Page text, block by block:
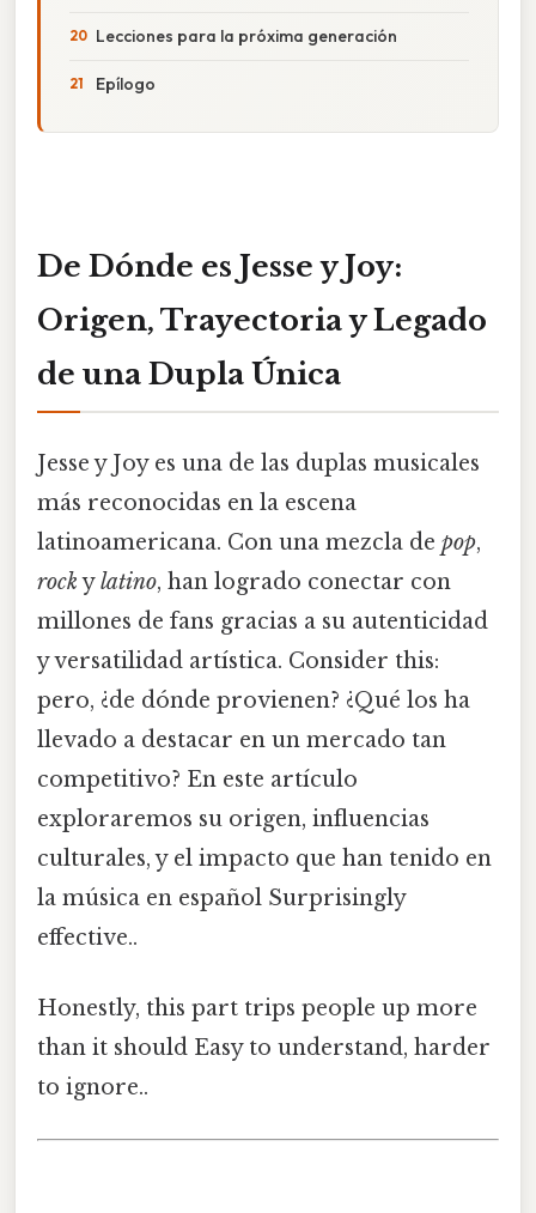
Lecciones para la próxima generación
Epílogo
De Dónde es Jesse y Joy:
Origen, Trayectoria y Legado
de una Dupla Única
Jesse y Joy es una de las duplas musicales
más reconocidas en la escena
latinoamericana. Con una mezcla de pop,
rockylatino, han logrado conectar con
millones de fans gracias a su autenticidad
y versatilidad artística. Consider this:
pero, ¿de dónde provienen? ¿Qué los ha
llevado a destacar en un mercado tan
competitivo? En este artículo
exploraremos su origen, influencias
culturales, y el impacto que han tenido en
la música en español Surprisingly
effective..
Honestly, this part trips people up more
than it should Easy to understand, harder
to ignore..